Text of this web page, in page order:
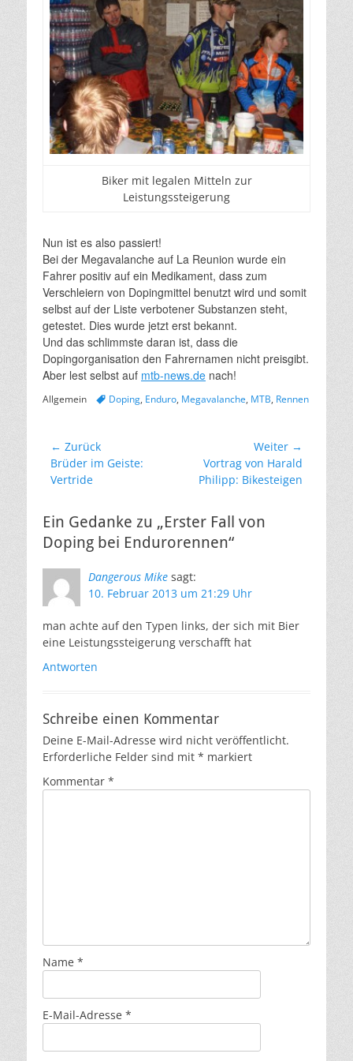
Biker mit legalen Mitteln zur
Leistungssteigerung
Nun ist es also passiert!
Bei der Megavalanche auf La Reunion wurde ein
Fahrer positiv auf ein Medikament, dass zum
Verschleiern von Dopingmittel benutzt wird und somit
selbst auf der Liste verbotener Substanzen steht,
getestet. Dies wurde jetzt erst bekannt.
Und das schlimmste daran ist, dass die
Dopingorganisation den Fahrernamen nicht preisgibt.
Aber lest selbst auf mtb-news.de nach!
Kategorien
Allgemein Schlagworte
Doping, Enduro, Megavalanche, MTB, Rennen
Beitragsnavigation
← Zurück
Vorheriger
Beitrag:
Brüder im Geiste:
Vertride
Weiter →
Nächster
Beitrag:
Vortrag von Harald
Philipp: Bikesteigen
Ein Gedanke zu „Erster Fall von
Doping bei Endurorennen“
Dangerous Mike sagt:
10. Februar 2013 um 21:29 Uhr
man achte auf den Typen links, der sich mit Bier
eine Leistungssteigerung verschafft hat
Antworten
Schreibe einen Kommentar
Deine E-Mail-Adresse wird nicht veröffentlicht.
Erforderliche Felder sind mit * markiert
Kommentar *
Name *
E-Mail-Adresse *